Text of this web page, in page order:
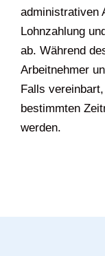
administrativen
Lohnzahlung
ab. Während
Arbeitnehmer
Falls
bestimmten
werden.